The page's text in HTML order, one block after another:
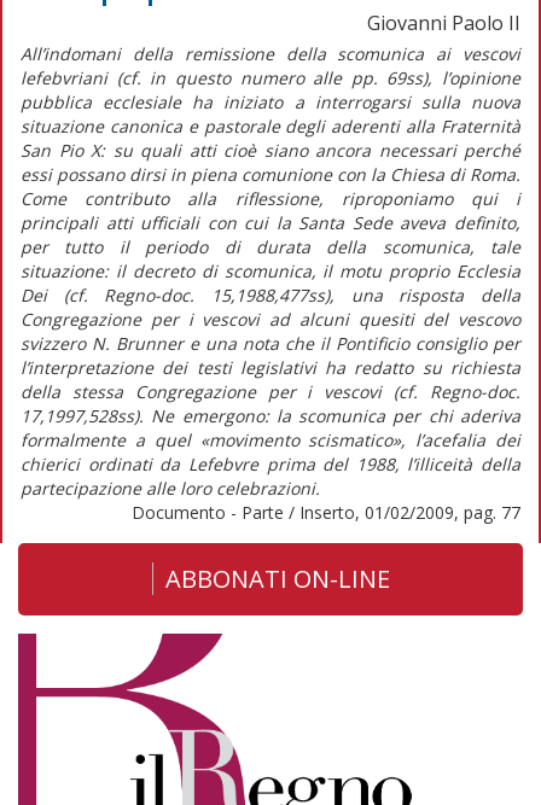
Giovanni Paolo II
All’indomani della remissione della scomunica ai vescovi
lefebvriani (cf. in questo numero alle pp. 69ss), l’opinione
pubblica ecclesiale ha iniziato a interrogarsi sulla nuova
situazione canonica e pastorale degli aderenti alla Fraternità
San Pio X: su quali atti cioè siano ancora necessari perché
essi possano dirsi in piena comunione con la Chiesa di Roma.
Come contributo alla riflessione, riproponiamo qui i
principali atti ufficiali con cui la Santa Sede aveva definito,
per tutto il periodo di durata della scomunica, tale
situazione: il decreto di scomunica, il motu proprio Ecclesia
Dei (cf. Regno-doc. 15,1988,477ss), una risposta della
Congregazione per i vescovi ad alcuni quesiti del vescovo
svizzero N. Brunner e una nota che il Pontificio consiglio per
l’interpretazione dei testi legislativi ha redatto su richiesta
della stessa Congregazione per i vescovi (cf. Regno-doc.
17,1997,528ss). Ne emergono: la scomunica per chi aderiva
formalmente a quel «movimento scismatico», l’acefalia dei
chierici ordinati da Lefebvre prima del 1988, l’illiceità della
partecipazione alle loro celebrazioni.
Documento - Parte / Inserto, 01/02/2009, pag. 77
ABBONATI ON-LINE